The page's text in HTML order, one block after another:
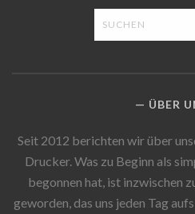
ÜBER
Seit 2012 berichten wir über
Drucker. Was zu Beginn als
begonnen hat, ist inzwischen
geworden, das uns jeden Tag